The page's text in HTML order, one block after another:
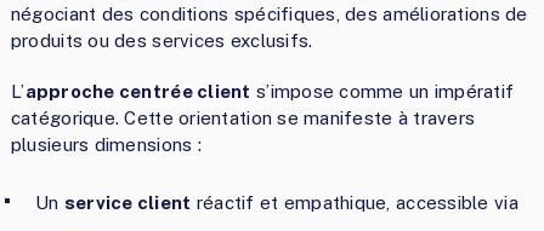
négociant des conditions spécifiques, des améliorations de
produits ou des services exclusifs.
L’approche centrée client s’impose comme un impératif
catégorique. Cette orientation se manifeste à travers
plusieurs dimensions :
Un service client réactif et empathique, accessible via